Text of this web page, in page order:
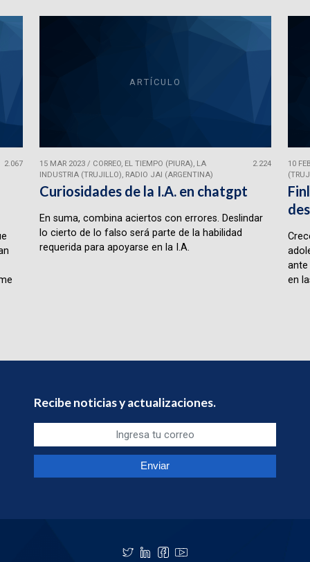
2.067
ARTÍCULO
15 MAR 2023/ CORREO, EL TIEMPO (PIURA), LA
INDUSTRIA (TRUJILLO), RADIO JAI (ARGENTINA)
2.224
Curiosidades de la I.A. en chatgpt
En suma, combina aciertos con errores. Deslindar
lo cierto de lo falso será parte de la habilidad
requerida para apoyarse en la I.A.
10
en
Recibe noticias y actualizaciones.